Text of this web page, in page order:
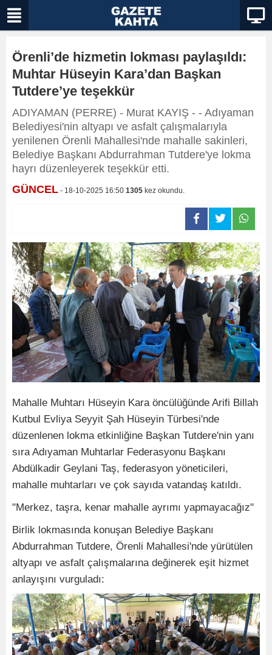
Örenli’de hizmetin lokması paylaşıldı:
Muhtar Hüseyin Kara’dan Başkan
Tutdere’ye teşekkür
ADIYAMAN (PERRE) - Murat KAYIŞ - - Adıyaman
Belediyesi'nin altyapı ve asfalt çalışmalarıyla
yenilenen Örenli Mahallesi'nde mahalle sakinleri,
Belediye Başkanı Abdurrahman Tutdere'ye lokma
hayrı düzenleyerek teşekkür etti.
GÜNCEL - 18-10-2025 16:50 1305 kez okundu.
Mahalle Muhtarı Hüseyin Kara öncülüğünde Arifi Billah
Kutbul Evliya Seyyit Şah Hüseyin Türbesi'nde
düzenlenen lokma etkinliğine Başkan Tutdere'nin yanı
sıra Adıyaman Muhtarlar Federasyonu Başkanı
Abdülkadir Geylani Taş, federasyon yöneticileri,
mahalle muhtarları ve çok sayıda vatandaş katıldı.
"Merkez, taşra, kenar mahalle ayrımı yapmayacağız"
Birlik lokmasında konuşan Belediye Başkanı
Abdurrahman Tutdere, Örenli Mahallesi'nde yürütülen
altyapı ve asfalt çalışmalarına değinerek eşit hizmet
anlayışını vurguladı: